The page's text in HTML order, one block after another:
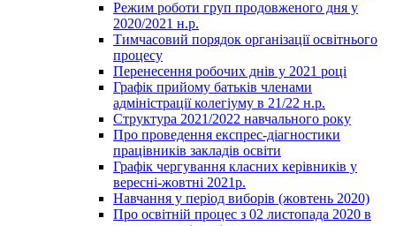
Режим роботи груп продовженого дня у
2020/2021 н.р.
Тимчасовий порядок організації освітнього
процесу
Перенесення робочих днів у 2021 році
Графік прийому батьків членами
адміністрації колегіуму в 21/22 н.р.
Структура 2021/2022 навчального року
Про проведення експрес-діагностики
працівників закладів освіти
Графік чергування класних керівників у
вересні-жовтні 2021р.
Навчання у період виборів (жовтень 2020)
Про освітній процес з 02 листопада 2020 в